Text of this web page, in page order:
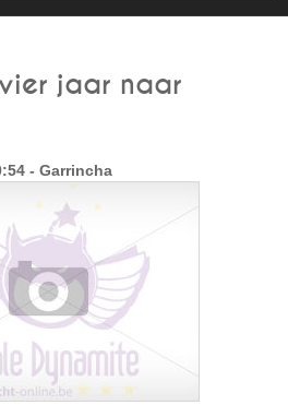
jaar naar
- Garrincha